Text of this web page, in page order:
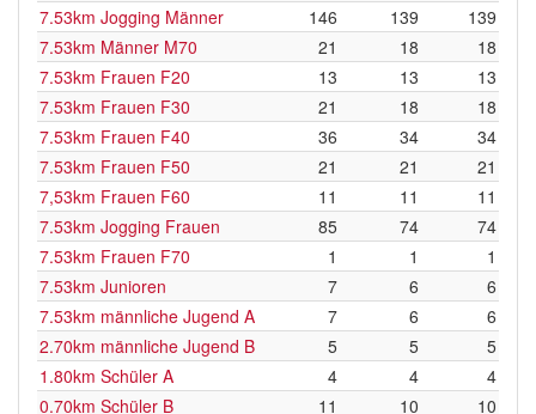
7.53km Jogging Männer
146 139
139
7.53km Männer M70
21 18
18
7.53km Frauen F20
13 13
13
7.53km Frauen F30
21 18
18
7.53km Frauen F40
36 34
34
7.53km Frauen F50
21 21
21
7,53km Frauen F60
11 11
11
7.53km Jogging Frauen
85 74
74
7.53km Frauen F70
1 1
1
7.53km Junioren
7 6
6
7.53km männliche Jugend A
7 6
6
2.70km männliche Jugend B
5 5
5
1.80km Schüler A
4 4
4
0.70km Schüler B
11 10 10